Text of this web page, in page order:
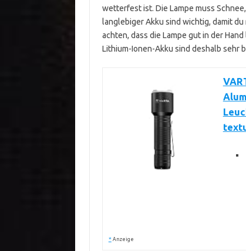
wetterfest ist. Die Lampe muss
langlebiger Akku sind wichtig, damit
achten, dass die Lampe gut in der
Lithium-Ionen-Akku sind deshalb sehr
* Anzeige